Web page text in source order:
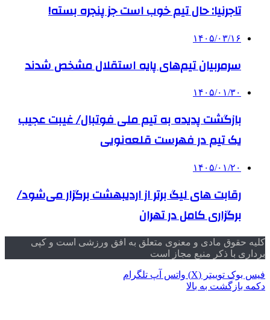
تاجرنیا: حال تیم خوب است جز پنجره بسته!
۱۴۰۵/۰۳/۱۶
سرمربیان تیم‌های پایه استقلال مشخص شدند
۱۴۰۵/۰۱/۳۰
بازگشت پدیده به تیم ملی فوتبال/ غیبت عجیب
یک تیم در فهرست قلعه‌نویی
۱۴۰۵/۰۱/۲۰
رقابت های لیگ برتر از اردیبهشت برگزار می‌شود/
برگزاری کامل در تهران
کلیه حقوق مادی و معنوی متعلق به افق ورزشی است و کپی
برداری با ذکر منبع مجاز است
فیس بوک توییتر (X) واتس آپ تلگرام
دکمه بازگشت به بالا